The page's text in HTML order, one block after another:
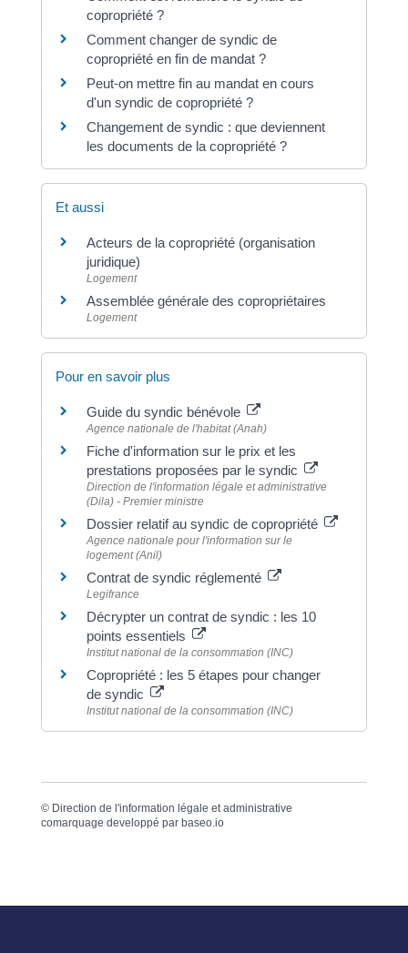
copropriété ?
Comment changer de syndic de
copropriété en fin de mandat ?
Peut-on mettre fin au mandat en cours
d'un syndic de copropriété ?
Changement de syndic : que deviennent
les documents de la copropriété ?
Et aussi
Acteurs de la copropriété (organisation
juridique)
Logement
Assemblée générale des copropriétaires
Logement
Pour en savoir plus
Guide du syndic bénévole
Agence nationale de l'habitat (Anah)
Fiche d'information sur le prix et les
prestations proposées par le syndic
Direction de l'information légale et administrative
(Dila) - Premier ministre
Dossier relatif au syndic de copropriété
Agence nationale pour l'information sur le
logement (Anil)
Contrat de syndic réglementé
Legifrance
Décrypter un contrat de syndic : les 10
points essentiels
Institut national de la consommation (INC)
Copropriété : les 5 étapes pour changer
de syndic
Institut national de la consommation (INC)
© Direction de l'information légale et administrative
comarquage developpé par baseo.io